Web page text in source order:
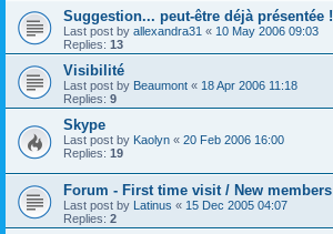
Suggestion... peut-être déjà présentée !
Last post by allexandra31 « 10 May 2006 09:03
Replies: 13
Visibilité
Last post by Beaumont « 18 Apr 2006 11:18
Replies: 9
Skype
Last post by Kaolyn « 20 Feb 2006 16:00
Replies: 19
Forum - First time visit / New members
Last post by Latinus « 15 Dec 2005 04:07
Replies: 2